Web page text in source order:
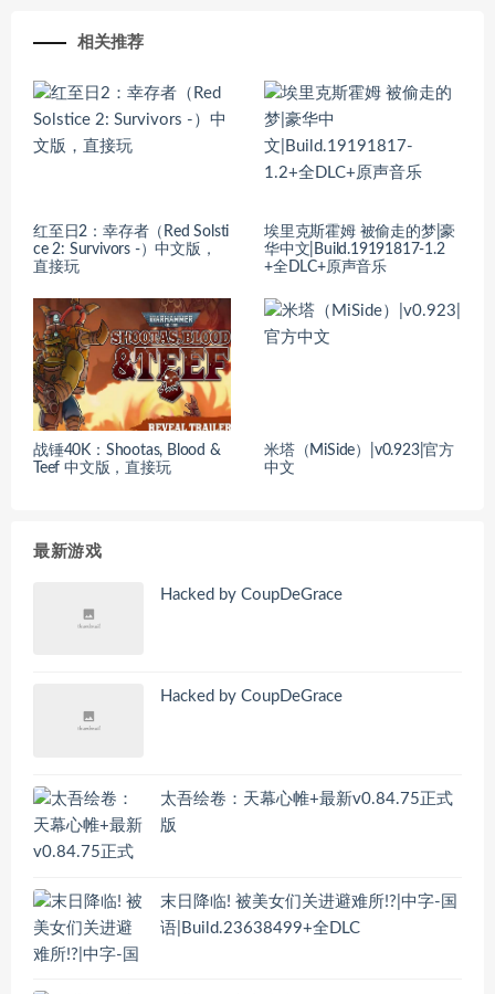
相关推荐
红至日2：幸存者（Red Solsti
ce 2: Survivors -）中文版，
直接玩
埃里克斯霍姆 被偷走的梦|豪
华中文|Build.19191817-1.2
+全DLC+原声音乐
战锤40K：Shootas, Blood &
Teef 中文版，直接玩
米塔（MiSide）|v0.923|官方
中文
最新游戏
Hacked by CoupDeGrace
Hacked by CoupDeGrace
太吾绘卷：天幕心帷+最新v0.84.75正式
版
末日降临! 被美女们关进避难所!?|中字-国
语|Build.23638499+全DLC